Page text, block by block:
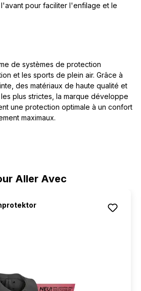
Aller Avec
l'avant pour faciliter l'enfilage et le
de systèmes de protection
et les sports de plein air. Grâce à
des matériaux de haute qualité et
plus strictes, la marque développe
une protection optimale à un confort
maximaux.